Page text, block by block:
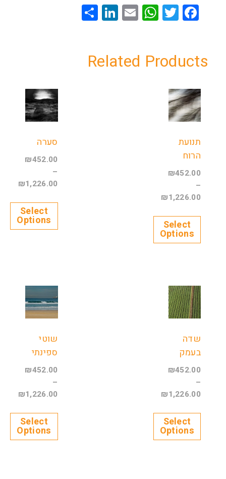
Facebook
Twitter
WhatsApp
Email
LinkedIn
Related Products
תנועת
הרוח
₪452.00
–
₪1,226.00
Select
Options
סערה
₪452.00
–
₪1,226.00
Select
Options
שדה
בעמק
₪452.00
–
₪1,226.00
Select
Options
שוטי
ספינתי
₪452.00
–
₪1,226.00
Select
Options